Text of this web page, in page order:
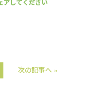
次の記事へ »